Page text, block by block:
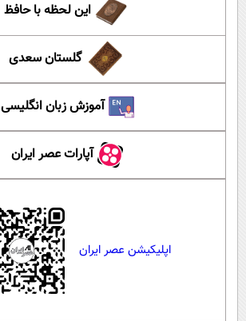
این لحظه با حافظ
گلستان سعدی
آموزش زبان انگلیسی
آپارات عصر ایران
اپلیکیشن عصر ایران